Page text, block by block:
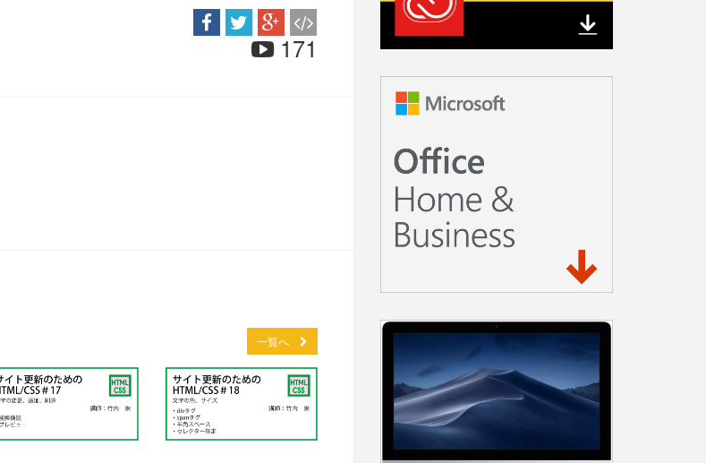
171
一覧へ